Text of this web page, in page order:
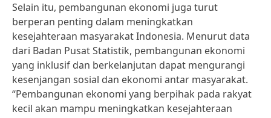
Selain itu, pembangunan ekonomi juga turut
berperan penting dalam meningkatkan
kesejahteraan masyarakat Indonesia. Menurut data
dari Badan Pusat Statistik, pembangunan ekonomi
yang inklusif dan berkelanjutan dapat mengurangi
kesenjangan sosial dan ekonomi antar masyarakat.
“Pembangunan ekonomi yang berpihak pada rakyat
kecil akan mampu meningkatkan kesejahteraan